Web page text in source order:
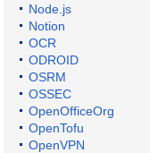
Node.js
Notion
OCR
ODROID
OSRM
OSSEC
OpenOfficeOrg
OpenTofu
OpenVPN